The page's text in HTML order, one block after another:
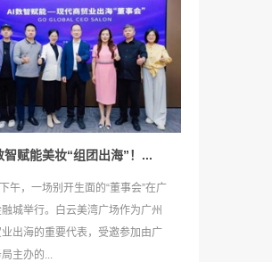
智赋能美妆“组团出海”！...
午，一场别开生面的“董事会”在广
城举行。白云美湾广场作为广州
出海的重要代表，受邀参加由广
主办的...